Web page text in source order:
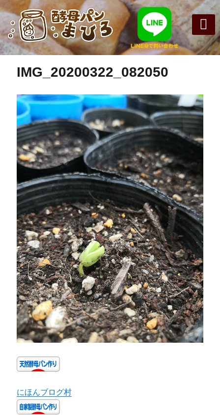
前の画像 次の画像
IMG_20200322_082050
にほんブログ村